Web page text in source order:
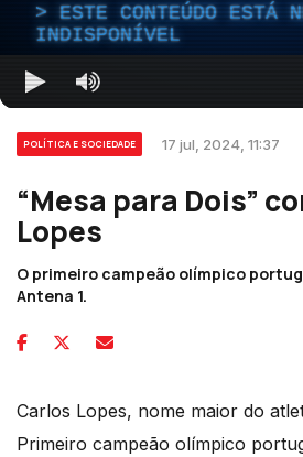
ESTE CONTEÚDO ESTÁ
INDISPONÍVEL
POLÍTICA E SOCIEDADE 17 jul, 2024, 11:37
“Mesa para Dois”
Lopes
O primeiro campeão olímpico
Antena 1.
Carlos Lopes, nome maior do
Primeiro campeão olímpico